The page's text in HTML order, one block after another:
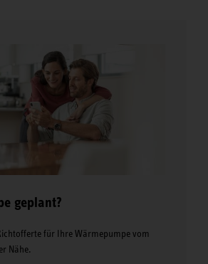
geplant?
für Ihre Wärmepumpe vom
Nähe.